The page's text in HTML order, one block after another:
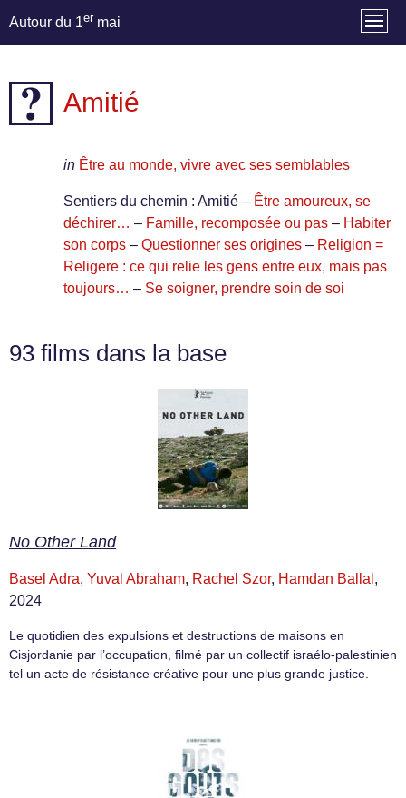
Autour du 1er mai
Amitié
in Être au monde, vivre avec ses semblables
Sentiers du chemin : Amitié – Être amoureux, se
déchirer… – Famille, recomposée ou pas – Habiter
son corps – Questionner ses origines – Religion =
Religere : ce qui relie les gens entre eux, mais pas
toujours… – Se soigner, prendre soin de soi
93 films dans la base
No Other Land
Basel Adra, Yuval Abraham, Rachel Szor, Hamdan Ballal ,
2024
Le quotidien des expulsions et destructions de maisons en
Cisjordanie par l’occupation, filmé par un collectif israélo-palestinien
tel un acte de résistance créative pour une plus grande justice.